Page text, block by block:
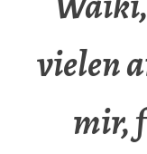
vielen
mir,